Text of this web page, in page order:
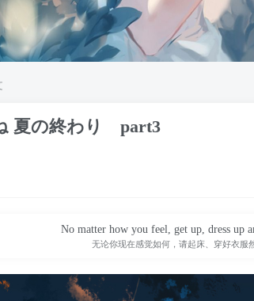
夏の終わり part3
No matter how you feel, get up, dress up
无论你现在感觉如何，请起床、穿好衣服